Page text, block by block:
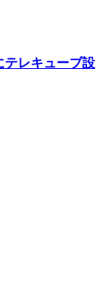
テレキューブ設